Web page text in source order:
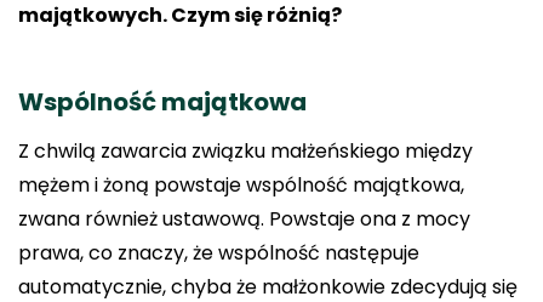
majątkowych. Czym się różnią?
Wspólność majątkowa
Z chwilą zawarcia związku małżeńskiego między
mężem i żoną powstaje wspólność majątkowa,
zwana również ustawową. Powstaje ona z mocy
prawa, co znaczy, że wspólność następuje
automatycznie, chyba że małżonkowie zdecydują się